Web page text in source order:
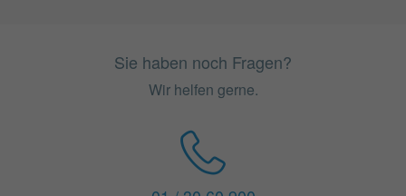
Sie haben noch Fragen?
Wir helfen gerne.